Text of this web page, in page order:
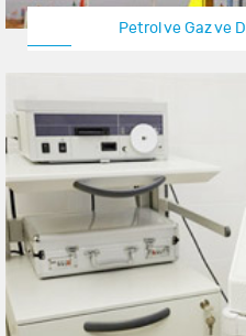
Petrol ve Gaz ve